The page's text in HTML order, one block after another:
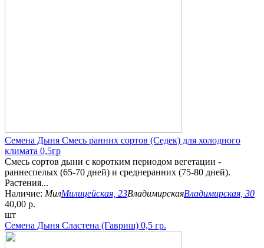
Семена Дыня Смесь ранних сортов (Седек) для холодного
климата 0,5гр
Смесь сортов дыни с коротким периодом вегетации -
раннеспелых (65-70 дней) и среднеранних (75-80 дней).
Растения...
Наличие: МилМилицейская, 23ВладимирскаяВладимирская, 30
40,00 р.
шт
Семена Дыня Сластена (Гавриш) 0,5 гр.